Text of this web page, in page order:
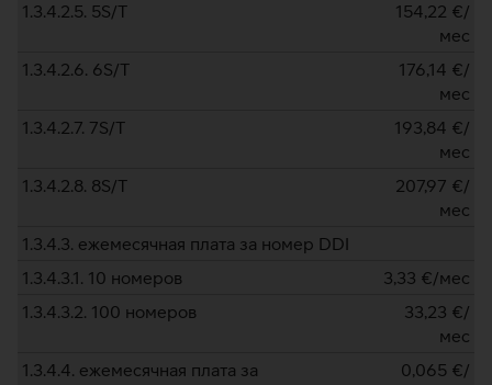
1.3.4.2.5. 5S/T
154,22 €/
мес
1.3.4.2.6. 6S/T
176,14 €/
мес
1.3.4.2.7. 7S/T
193,84 €/
мес
1.3.4.2.8. 8S/T
207,97 €/
мес
1.3.4.3. ежемесячная плата за номер DDI
1.3.4.3.1. 10 номеров
3,33 €/мес
1.3.4.3.2. 100 номеров
33,23 €/
мес
1.3.4.4. ежемесячная плата за
0,065 €/